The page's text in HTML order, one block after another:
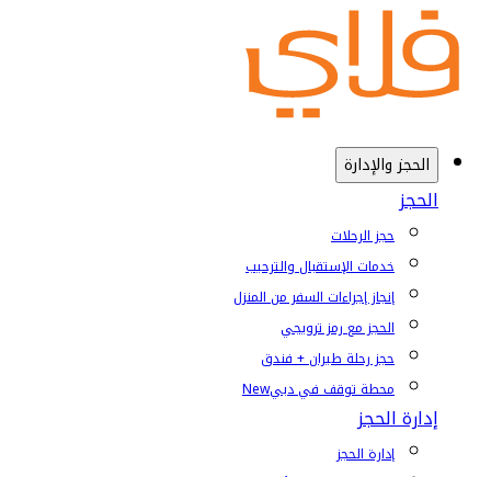
الحجز والإدارة
الحجز
حجز الرحلات
خدمات الإستقبال والترحيب
إنجاز إجراءات السفر من المنزل
الحجز مع رمز ترويجي
حجز رحلة طيران + فندق
محطة توقف في دبيNew
إدارة الحجز
إدارة الحجز